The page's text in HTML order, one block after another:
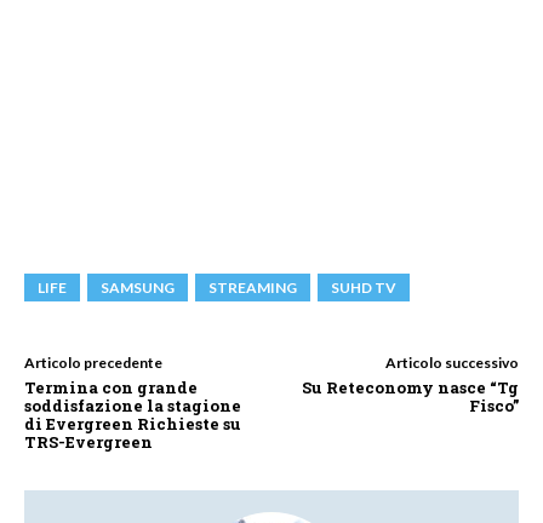
LIFE SAMSUNG STREAMING SUHD TV
Articolo precedente
Termina con grande
soddisfazione la stagione
di Evergreen Richieste su
TRS-Evergreen
Articolo successivo
Su Reteconomy nasce “Tg
Fisco”